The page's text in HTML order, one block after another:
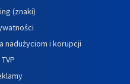
(znaki)
nadużyciom i korupcji